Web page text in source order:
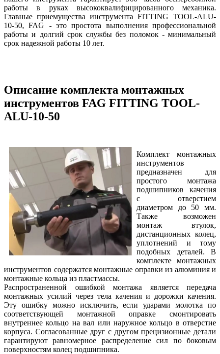
работы в руках высококвалифицированного механика.
Главные приемущества инструмента FITTING TOOL-ALU-
10-50, FAG - это простота выполнения профессиональной
работы и долгий срок службы без поломок - минимальный
срок надежной работы 10 лет.
Описание комплекта монтажных
инструментов FAG FITTING TOOL-
ALU-10-50
Комплект монтажных
инструментов
предназначен для
простого монтажа
подшипников качения
с отверстием
диаметром до 50 мм.
Также возможен
монтаж втулок,
дистанционных колец,
уплотнений и тому
подобных деталей. В
комплекте монтажных
инструментов содержатся монтажные оправки из алюминия и
монтажные кольца из пластмассы.
Распространенной ошибкой монтажа является передача
монтажных усилий через тела качения и дорожки качения.
Эту ошибку можно исключить, если ударами молотка по
соответствующей монтажной оправке смонтировать
внутреннее кольцо на вал или наружное кольцо в отверстие
корпуса. Согласованные друг с другом прецизионные детали
гарантируют равномерное распределение сил по боковым
поверхностям колец подшипника.